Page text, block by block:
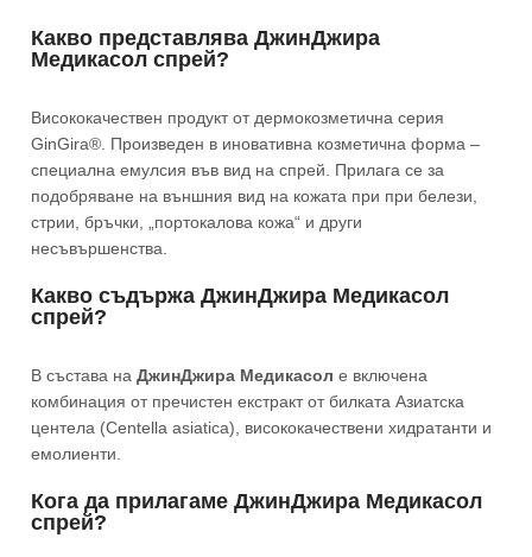
Какво представлява ДжинДжира
Медикасол спрей?
Висококачествен продукт от дермокозметична серия
GinGira®. Произведен в иновативна козметична форма –
специална емулсия във вид на спрей. Прилага се за
подобряване на външния вид на кожата при при белези,
стрии, бръчки, „портокалова кожа“ и други
несъвършенства.
Какво съдържа ДжинДжира Медикасол
спрей?
В състава на ДжинДжира Медикасол е включена
комбинация от пречистен екстракт от билката Азиатска
центела (Centella asiatica), висококачествени хидратанти и
емолиенти.
Кога да прилагаме ДжинДжира Медикасол
спрей?